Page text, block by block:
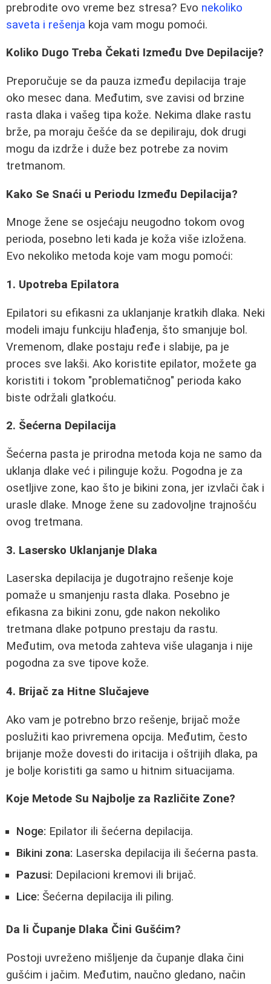
prebrodite ovo vreme bez stresa? Evo nekoliko
saveta i rešenja koja vam mogu pomoći.
Koliko Dugo Treba Čekati Između Dve Depilacije?
Preporučuje se da pauza između depilacija traje
oko mesec dana. Međutim, sve zavisi od brzine
rasta dlaka i vašeg tipa kože. Nekima dlake rastu
brže, pa moraju češće da se depiliraju, dok drugi
mogu da izdrže i duže bez potrebe za novim
tretmanom.
Kako Se Snaći u Periodu Između Depilacija?
Mnoge žene se osjećaju neugodno tokom ovog
perioda, posebno leti kada je koža više izložena.
Evo nekoliko metoda koje vam mogu pomoći:
1. Upotreba Epilatora
Epilatori su efikasni za uklanjanje kratkih dlaka. Neki
modeli imaju funkciju hlađenja, što smanjuje bol.
Vremenom, dlake postaju ređe i slabije, pa je
proces sve lakši. Ako koristite epilator, možete ga
koristiti i tokom "problematičnog" perioda kako
biste održali glatkoću.
2. Šećerna Depilacija
Šećerna pasta je prirodna metoda koja ne samo da
uklanja dlake već i pilinguje kožu. Pogodna je za
osetljive zone, kao što je bikini zona, jer izvlači čak i
urasle dlake. Mnoge žene su zadovoljne trajnošću
ovog tretmana.
3. Lasersko Uklanjanje Dlaka
Laserska depilacija je dugotrajno rešenje koje
pomaže u smanjenju rasta dlaka. Posebno je
efikasna za bikini zonu, gde nakon nekoliko
tretmana dlake potpuno prestaju da rastu.
Međutim, ova metoda zahteva više ulaganja i nije
pogodna za sve tipove kože.
4. Brijač za Hitne Slučajeve
Ako vam je potrebno brzo rešenje, brijač može
poslužiti kao privremena opcija. Međutim, često
brijanje može dovesti do iritacija i oštrijih dlaka, pa
je bolje koristiti ga samo u hitnim situacijama.
Koje Metode Su Najbolje za Različite Zone?
Noge: Epilator ili šećerna depilacija.
Bikini zona: Laserska depilacija ili šećerna pasta.
Pazusi: Depilacioni kremovi ili brijač.
Lice: Šećerna depilacija ili piling.
Da li Čupanje Dlaka Čini Gušćim?
Postoji uvreženo mišljenje da čupanje dlaka čini
gušćim i jačim. Međutim, naučno gledano, način